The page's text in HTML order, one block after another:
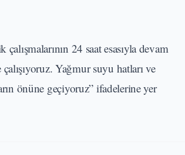
24 saat esasıyla devam
Yağmur suyu hatları ve
önüne geçiyoruz” ifadelerine yer